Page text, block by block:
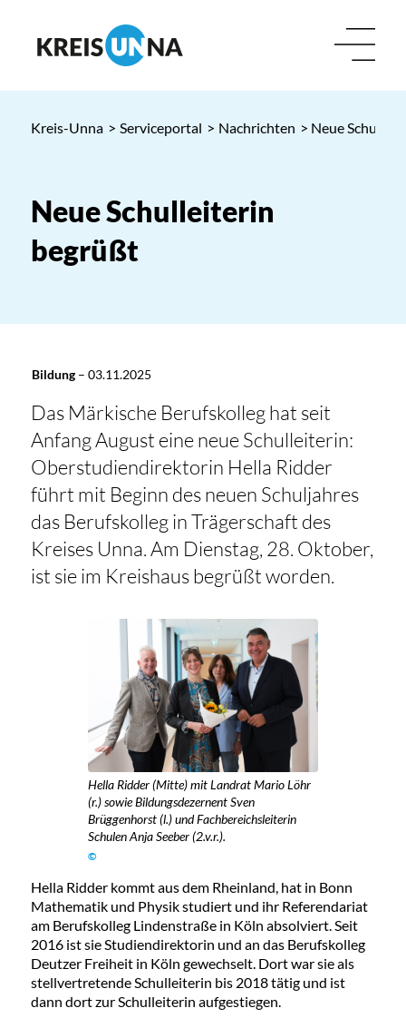
Kreis-Unna > Serviceportal > Nachrichten > Neue
Neue Schulleiterin
begrüßt
Bildung– 03.11.2025
Das Märkische Berufskolleg hat seit
Anfang August eine neue Schulleiterin:
Oberstudiendirektorin Hella Ridder
führt mit Beginn des neuen Schuljahres
das Berufskolleg in Trägerschaft des
Kreises Unna. Am Dienstag, 28. Oktober,
ist sie im Kreishaus begrüßt worden.
Hella Ridder (Mitte) mit Landrat Mario Löhr
(r.) sowie Bildungsdezernent Sven
Brüggenhorst (l.) und Fachbereichsleiterin
Schulen Anja Seeber (2.v.r.).
©
Hella Ridder kommt aus dem Rheinland, hat in Bonn
Mathematik und Physik studiert und ihr Referendariat
am Berufskolleg Lindenstraße in Köln absolviert. Seit
2016 ist sie Studiendirektorin und an das Berufskolleg
Deutzer Freiheit in Köln gewechselt. Dort war sie als
stellvertretende Schulleiterin bis 2018 tätig und ist
dann dort zur Schulleiterin aufgestiegen.